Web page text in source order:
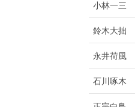
小林一三
鈴木大拙
永井荷風
石川啄木